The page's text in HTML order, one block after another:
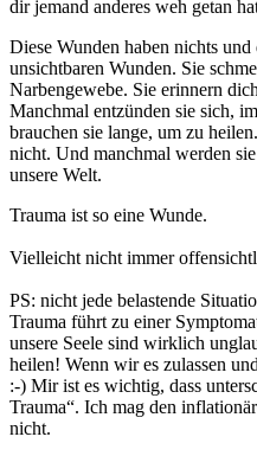
dir jemand anderes weh getan
Diese Wunden haben nichts
unsichtbaren Wunden. Sie
Narbengewebe. Sie erinnern
Manchmal entzünden sie sich,
brauchen sie lange, um zu
nicht. Und manchmal werden
unsere Welt.⁠
Trauma ist so eine Wunde.
Vielleicht nicht immer
PS: nicht jede belastende
Trauma führt zu einer
unsere Seele sind wirklich
heilen! Wenn wir es zulassen
:-) Mir ist es wichtig, dass
Trauma“. Ich mag den
nicht.